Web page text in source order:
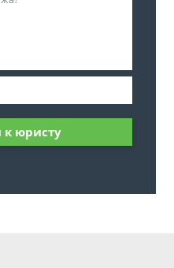
к юристу